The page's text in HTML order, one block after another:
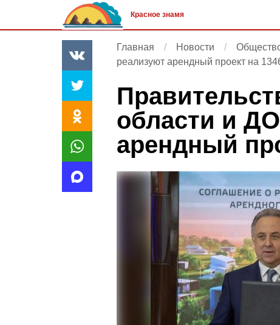
Красное знамя
Главная Новости
реализуют арендный проект на
области и
арендный